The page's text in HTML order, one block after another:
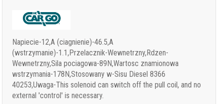
Napiecie-12,A (ciagnienie)-46.5,A
(wstrzymanie)-1.1,Przelacznik-Wewnetrzny,Rdzen-
Wewnetrzny,Sila pociagowa-89N,Wartosc znamionowa
wstrzymania-178N,Stosowany w-Sisu Diesel 8366
40253,Uwaga-This solenoid can switch off the pull coil, and no
external 'control' is necessary.